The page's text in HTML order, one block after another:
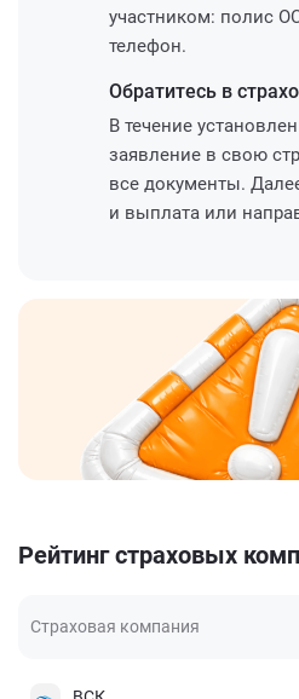
участником: полис
телефон.
Обратитесь в
В течение
заявление в свою
все документы.
и выплата или
Рейтинг страховых
Страховая компания